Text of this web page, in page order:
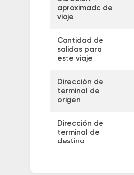
aproximada de
viaje
Cantidad de
salidas para
este viaje
Dirección de
terminal de
origen
Dirección de
terminal de
destino